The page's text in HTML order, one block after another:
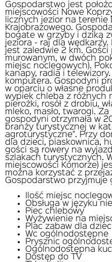
Gospodarstwo jest
miejscowości Nowe
licznych jezior na terenie
Krajobrazowego.
bogate w grzyby i dziką
jeziora - raj dla
jest zaledwie 2 km. Gości
murowanym, w dwóch
miejsc noclegowych).
kanapy, radia i
komputera. Gospodyni
w oparciu o własne
wypiek chleba z różnych
pierożki, rosół z drobiu,
mleko, masło, twarogi.
gospodyni otrzymała w
branży turystycznej w
agroturystyczne". Przy
dla dzieci, piaskownica,
gości są rowery na
szlakach turystycznych.
miejscowości Komorze)
można korzystać z
Gospodarstwo przyjmuje
Ilość miejsc
Obsługa w języku
Piec chlebowy
Wyżywienie na
Plac zabaw dla
Wc ogólnodostępne
Prysznic
Ogólnodostępna
Dostęp do TV